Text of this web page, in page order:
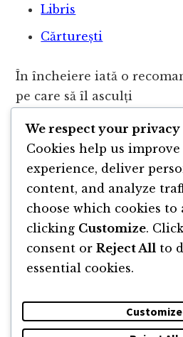
Libris
Cărturești
În încheiere iată o
pe care să îl asculți
We respect your privacy
Cookies help us
experience, deliver
content, and analyze
choose which cookies to
clicking Customize.
consent or Reject All to
essential cookies.
Customize